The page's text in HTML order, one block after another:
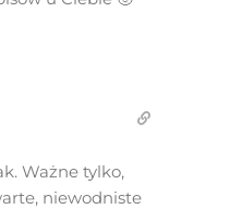
Ważne tylko,
niewodniste